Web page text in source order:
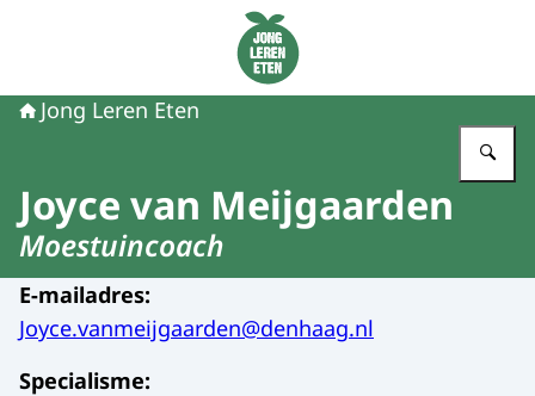
Naar de homepage van Jong Leren Eten
Jong Leren Eten
Joyce van Meijgaarden
Moestuincoach
E-mailadres:
Joyce.vanmeijgaarden@denhaag.nl
Specialisme: